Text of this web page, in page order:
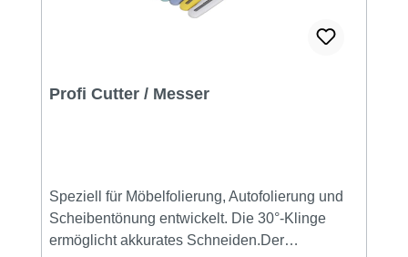
Profi Cutter / Messer
Speziell für Möbelfolierung, Autofolierung und
Scheibentönung entwickelt. Die 30°-Klinge
ermöglicht akkurates Schneiden.Der